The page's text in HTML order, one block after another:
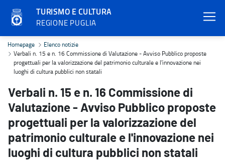
TURISMO E CULTURA
REGIONE PUGLIA
Verbali n. 15 e n. 16 Commissione di Valutazione - Avviso
Homepage
Elenco notizie
Verbali n. 15 e n. 16 Commissione di Valutazione - Avviso Pubblico proposte
progettuali per la valorizzazione del patrimonio culturale e l'innovazione nei
luoghi di cultura pubblici non statali
Verbali n. 15 e n. 16 Commissione di
Valutazione - Avviso Pubblico proposte
progettuali per la valorizzazione del
patrimonio culturale e l'innovazione nei
luoghi di cultura pubblici non statali